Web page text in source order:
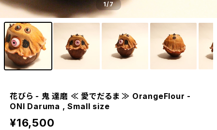
1/7
花びら - 鬼 達磨 ≪ 愛でだるま ≫ OrangeFlour -
ONI Daruma , Small size
¥16,500